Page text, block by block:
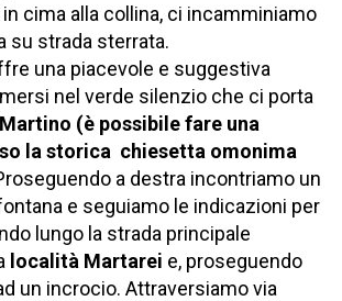
cima alla collina, ci incamminiamo
su strada sterrata.
una piacevole e suggestiva
nel verde silenzio che ci porta
(è possibile fare una
la storica chiesetta omonima
a destra incontriamo un
e seguiamo le indicazioni per
lungo la strada principale
località Martarei e, proseguendo
un incrocio. Attraversiamo via